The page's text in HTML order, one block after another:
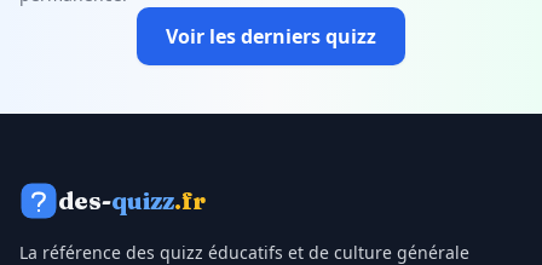
Voir les derniers quizz
des-quizz.fr
La référence des quizz éducatifs et de culture générale